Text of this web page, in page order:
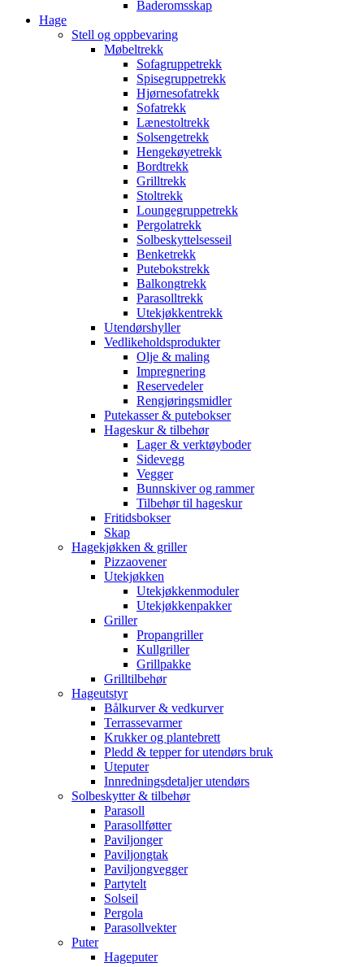
Baderomsskap
Hage
Stell og oppbevaring
Møbeltrekk
Sofagruppetrekk
Spisegruppetrekk
Hjørnesofatrekk
Sofatrekk
Lænestoltrekk
Solsengetrekk
Hengekøyetrekk
Bordtrekk
Grilltrekk
Stoltrekk
Loungegruppetrekk
Pergolatrekk
Solbeskyttelsesseil
Benketrekk
Putebokstrekk
Balkongtrekk
Parasolltrekk
Utekjøkkentrekk
Utendørshyller
Vedlikeholdsprodukter
Olje & maling
Impregnering
Reservedeler
Rengjøringsmidler
Putekasser & putebokser
Hageskur & tilbehør
Lager & verktøyboder
Sidevegg
Vegger
Bunnskiver og rammer
Tilbehør til hageskur
Fritidsbokser
Skap
Hagekjøkken & griller
Pizzaovener
Utekjøkken
Utekjøkkenmoduler
Utekjøkkenpakker
Griller
Propangriller
Kullgriller
Grillpakke
Grilltilbehør
Hageutstyr
Bålkurver & vedkurver
Terrassevarmer
Krukker og plantebrett
Pledd & tepper for utendørs bruk
Uteputer
Innredningsdetaljer utendørs
Solbeskytter & tilbehør
Parasoll
Parasollføtter
Paviljonger
Paviljongtak
Paviljongvegger
Partytelt
Solseil
Pergola
Parasollvekter
Puter
Hageputer